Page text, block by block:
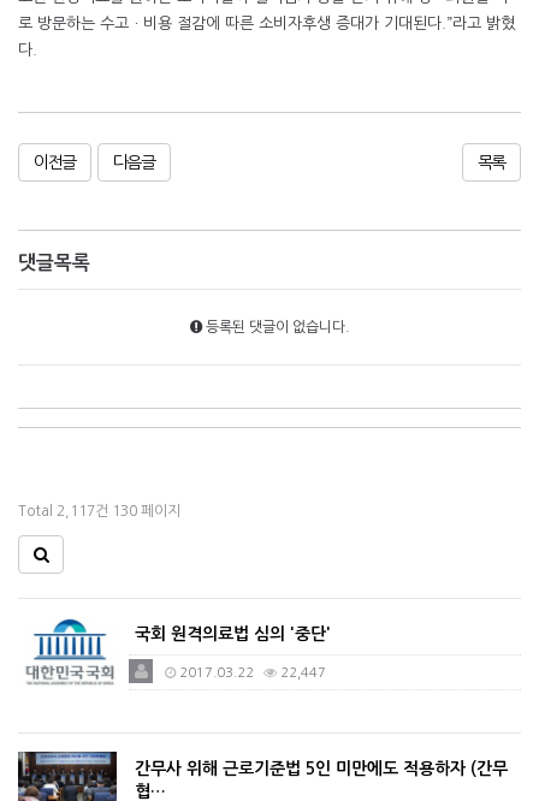
로 방문하는 수고ㆍ비용 절감에 따른 소비자후생 증대가 기대된다.”라고 밝혔
다.
이전글 다음글 목록
댓글목록
등록된 댓글이 없습니다.
Total 2,117건 130 페이지
국회 원격의료법 심의 '중단'
2017.03.22 22,447
간무사 위해 근로기준법 5인 미만에도 적용하자 (간무
협…